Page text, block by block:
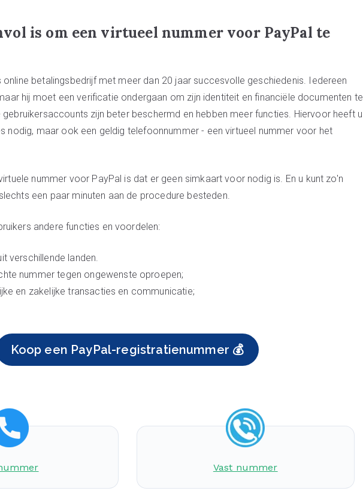
is om een virtueel nummer voor PayPal te
online betalingsbedrijf met meer dan 20 jaar succesvolle geschiedenis. Iedereen
hij moet een verificatie ondergaan om zijn identiteit en financiële documenten te
zijn beter beschermd en hebben meer functies. Hiervoor heeft u
nodig, maar ook een geldig telefoonnummer - een virtueel nummer voor het
nummer voor PayPal is dat er geen simkaart voor nodig is. En u kunt zo'n
een paar minuten aan de procedure besteden.
andere functies en voordelen:
verschillende landen.
nummer tegen ongewenste oproepen;
en zakelijke transacties en communicatie;
Koop een PayPal-registratienummer 💰
Vast nummer